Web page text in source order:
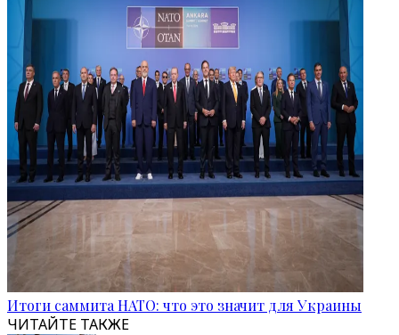
Итоги саммита НАТО: что это значит для Украины
ЧИТАЙТЕ ТАКЖЕ